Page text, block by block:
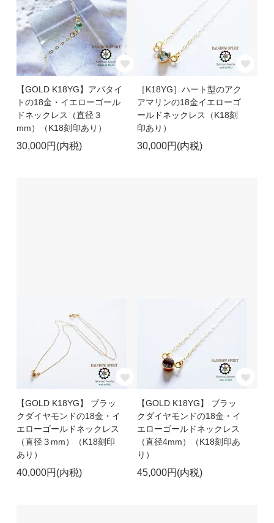
【GOLD K18YG】アパタイ
トの18金・イエローゴール
ドネックレス（直径３
mm）（K18刻印あり）
30,000円(内税)
［K18YG］ハート型のアク
アマリンの18金イエローゴ
ールドネックレス（K18刻
印あり）
30,000円(内税)
【GOLD K18YG】 ブラッ
クダイヤモンドの18金・イ
エローゴールドネックレス
（直径３mm）（K18刻印
あり）
40,000円(内税)
【GOLD K18YG】 ブラッ
クダイヤモンドの18金・イ
エローゴールドネックレス
（直径4mm）（K18刻印あ
り）
45,000円(内税)